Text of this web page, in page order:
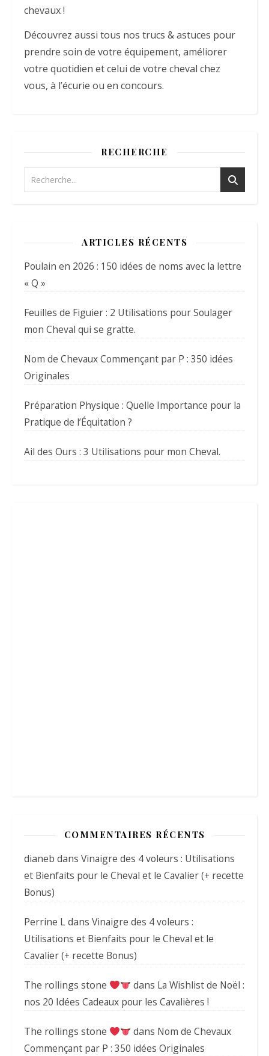
chevaux !
Découvrez aussi tous nos trucs & astuces pour
prendre soin de votre équipement, améliorer
votre quotidien et celui de votre cheval chez
vous, à l’écurie ou en concours.
RECHERCHE
ARTICLES RÉCENTS
Poulain en 2026 : 150 idées de noms avec la lettre
« Q »
Feuilles de Figuier : 2 Utilisations pour Soulager
mon Cheval qui se gratte.
Nom de Chevaux Commençant par P : 350 idées
Originales
Préparation Physique : Quelle Importance pour la
Pratique de l’Équitation ?
Ail des Ours : 3 Utilisations pour mon Cheval.
COMMENTAIRES RÉCENTS
dianeb dans Vinaigre des 4 voleurs : Utilisations
et Bienfaits pour le Cheval et le Cavalier (+ recette
Bonus)
Perrine Ldans Vinaigre des 4 voleurs :
Utilisations et Bienfaits pour le Cheval et le
Cavalier (+ recette Bonus)
The rollings stone dans La Wishlist de Noël :
nos 20 Idées Cadeaux pour les Cavalières !
The rollings stone dans Nom de Chevaux
Commençant par P : 350 idées Originales